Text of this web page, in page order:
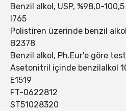
Benzil alkol, USP, %98,0-100,5
I765
Polistiren üzerinde benzil
B2378
Benzil alkol, Ph.Eur'e göre
Asetonitril içinde benzilalkol
E1519
FT-0622812
ST51028320